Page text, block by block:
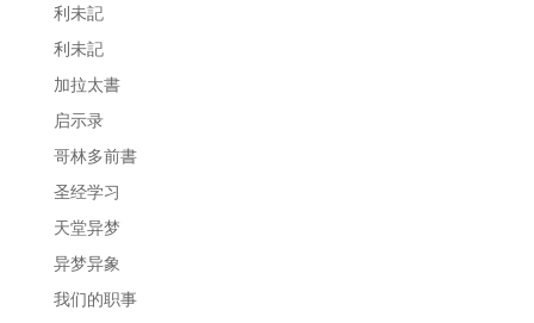
利未記
利未記
加拉太書
启示录
哥林多前書
圣经学习
天堂异梦
异梦异象
我们的职事